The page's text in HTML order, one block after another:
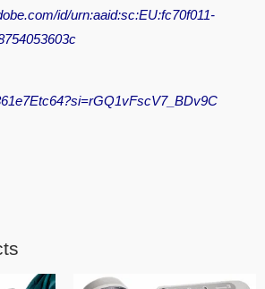
id/urn:aaid:sc:EU:fc70f011-